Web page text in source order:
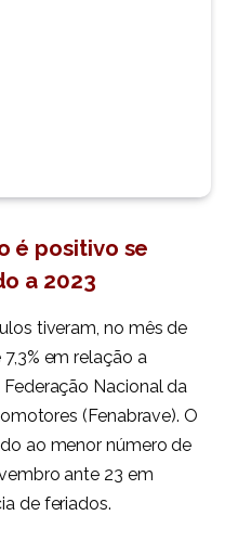
é positivo se
a 2023
tiveram, no mês de
em relação a
Nacional da
(Fenabrave). O
ao menor número de
ante 23 em
de feriados.